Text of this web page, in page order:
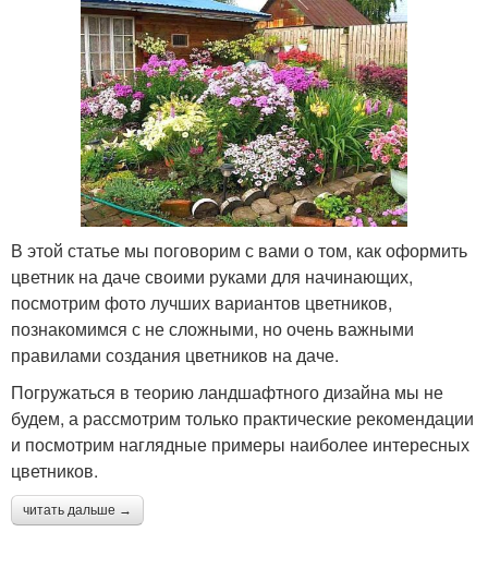
В этой статье мы поговорим с вами о том, как оформить
цветник на даче своими руками для начинающих,
посмотрим фото лучших вариантов цветников,
познакомимся с не сложными, но очень важными
правилами создания цветников на даче.
Погружаться в теорию ландшафтного дизайна мы не
будем, а рассмотрим только практические рекомендации
и посмотрим наглядные примеры наиболее интересных
цветников.
читать дальше →